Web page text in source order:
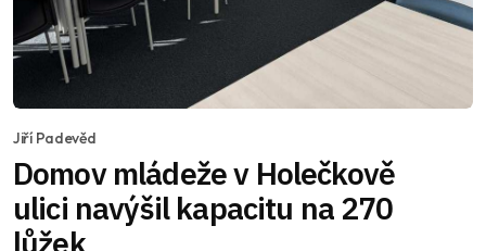
Jiří Padevěd
Domov mládeže v Holečkově
ulici navýšil kapacitu na 270
lůžek